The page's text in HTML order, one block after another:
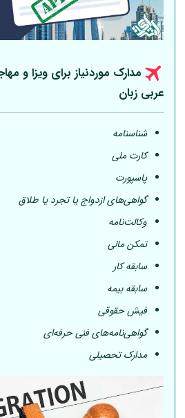
مدارک موردنیاز برای ویزا و
عربی زبان
شناسنامه
کارت ملی
پاسپورت
گواهی‌های ازدواج یا تجرد یا طلاق
وکالت‌نامه
تمکن مالی
سابقه کار
سابقه بیمه
فیش حقوقی
گواهی‌نامه‌های فنی حرفه‌ای
مدارک تحصیلی